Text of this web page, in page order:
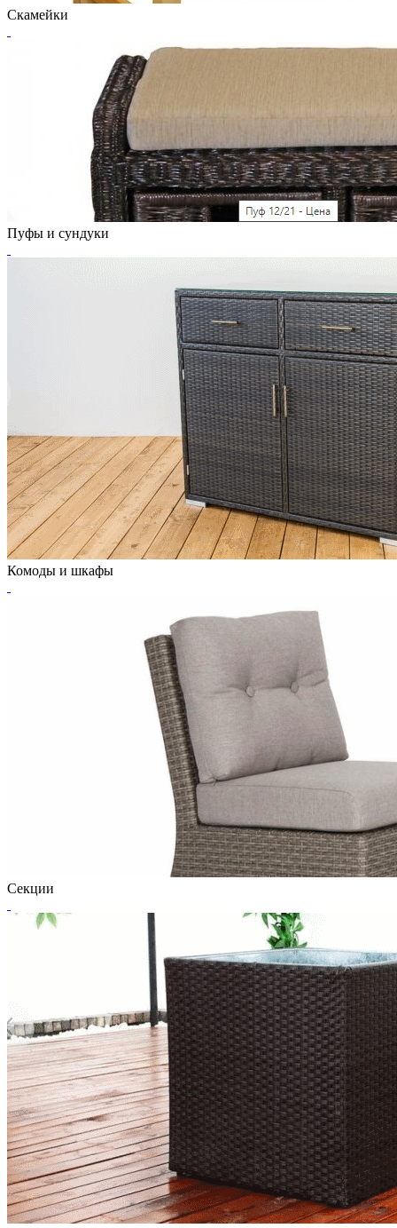
Скамейки
Пуфы и сундуки
Комоды и шкафы
Секции